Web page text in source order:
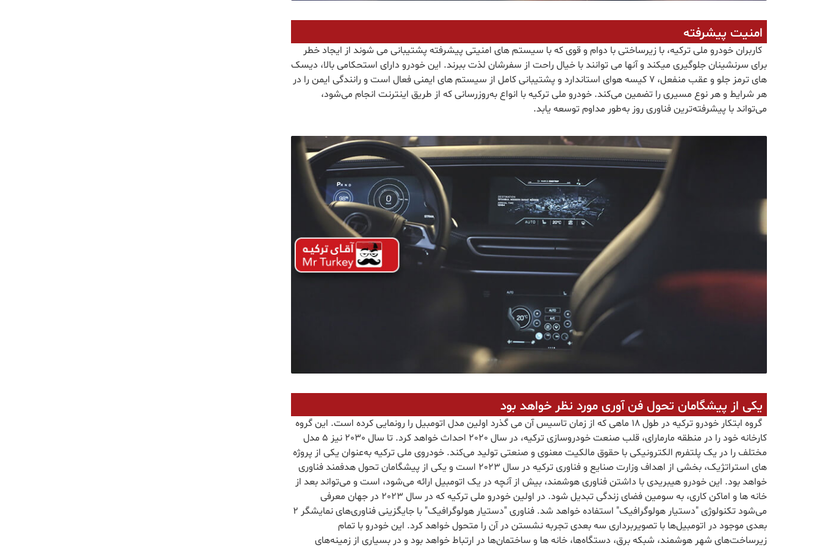
امنیت پیشرفته
کاربران خودرو ملی ترکیه، با زیرساختی با دوام و قوی که با سیستم های امنیتی پیشرفته پشتیبانی می شوند از ایجاد خطر
برای سرنشینان جلوگیری میکند و آنها می توانند با خیال راحت از سفرشان لذت ببرند. این خودرو دارای استحکامی بالا، دیسک
های ترمز جلو و عقب منفعل، 7 کیسه هوای استاندارد و پشتیبانی کامل از سیستم های ایمنی فعال است و رانندگی ایمن را در
هر شرایط و هر نوع مسیری را تضمین می‌کند. خودرو ملی ترکیه با انواع به‌روزرسانی که از طریق اینترنت انجام می‌شود،
می‌تواند با پیشرفته‌ترین فناوری روز به‌طور مداوم توسعه یابد.
یکی از پیشگامان تحول فن آوری مورد نظر خواهد بود
گروه ابتکار خودرو ترکیه در طول 18 ماهی که از زمان تاسیس آن می گذرد اولین مدل اتومبیل را رونمایی کرده است. این گروه
کارخانه خود را در منطقه مارمارای، قلب صنعت خودروسازی ترکیه، در سال 2020 احداث خواهد کرد. تا سال 2030 نیز 5 مدل
مختلف را در یک پلتفرم الکترونیکی با حقوق مالکیت معنوی و صنعتی تولید می‌کند. خودروی ملی ترکیه به‌عنوان یکی از پروژه
های استراتژیک، بخشی از اهداف وزارت صنایع و فناوری ترکیه در سال 2023 است و یکی از پیشگامان تحول هدفمند فناوری
خواهد بود. این خودرو هیبریدی با داشتن فناوری هوشمند، بیش از آنچه در یک اتومبیل ارائه می‌شود، است و می‌تواند بعد از
خانه ها و اماکن کاری، به سومین فضای زندگی تبدیل شود. در اولین خودرو ملی ترکیه که در سال 2023 در جهان معرفی
می‌شود تکنولوژی "دستیار هولوگرافیک" استفاده خواهد شد. فناوری "دستیار هولوگرافیک" با جایگزینی فناوری‌های نمایشگر 2
بعدی موجود در اتومبیل‌ها با تصویربرداری سه بعدی تجربه نشستن در آن را متحول خواهد کرد. این خودرو با تمام
زیرساخت‌های شهر هوشمند، شبکه برق، دستگاه‌ها، خانه ها و ساختمان‌ها در ارتباط خواهد بود و در بسیاری از زمینه‌های